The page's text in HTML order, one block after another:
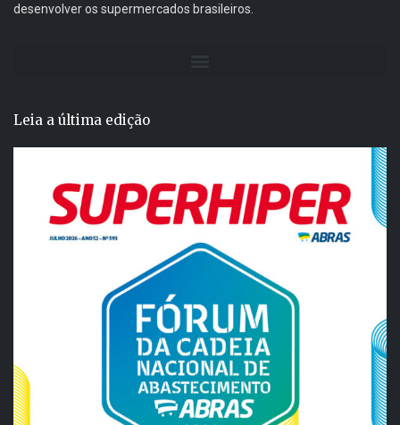
desenvolver os supermercados brasileiros.
Leia a última edição